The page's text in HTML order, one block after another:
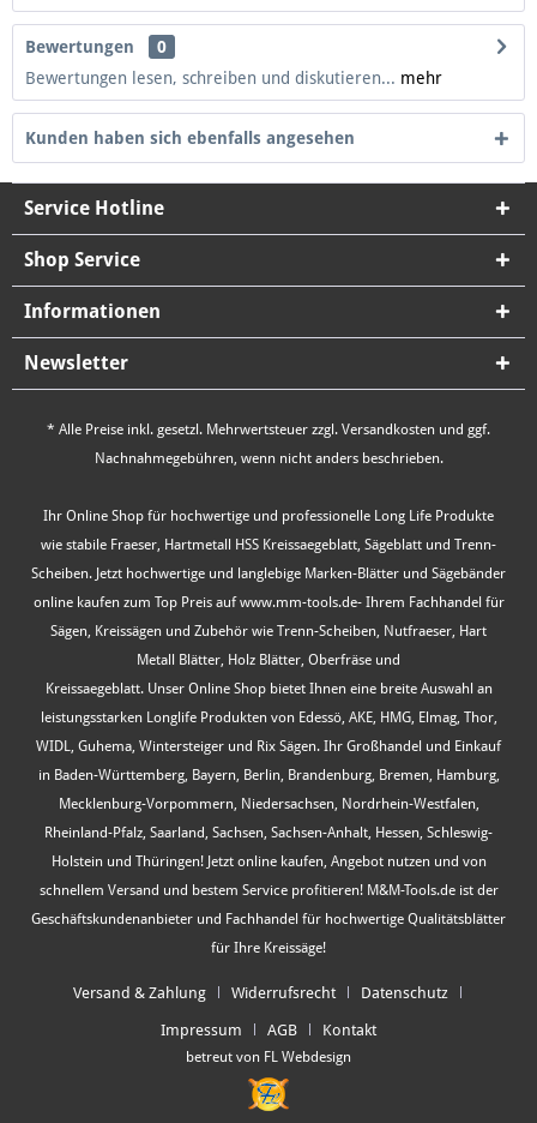
Bewertungen
0
Bewertungen lesen, schreiben und diskutieren... mehr
Kunden haben sich ebenfalls angesehen
Service Hotline
Shop Service
Informationen
Newsletter
* Alle Preise inkl. gesetzl. Mehrwertsteuer zzgl. Versandkosten und ggf.
Nachnahmegebühren, wenn nicht anders beschrieben.
Ihr Online Shop für hochwertige und professionelle Long Life Produkte
wie stabile Fraeser, Hartmetall HSS Kreissaegeblatt, Sägeblatt und Trenn-
Scheiben. Jetzt hochwertige und langlebige Marken-Blätter und Sägebänder
online kaufen zum Top Preis auf www.mm-tools.de- Ihrem Fachhandel für
Sägen, Kreissägen und Zubehör wie Trenn-Scheiben, Nutfraeser, Hart
Metall Blätter, Holz Blätter, Oberfräse und
Kreissaegeblatt. Unser Online Shop bietet Ihnen eine breite Auswahl an
leistungsstarken Longlife Produkten von Edessö, AKE, HMG, Elmag, Thor,
WIDL, Guhema, Wintersteiger und Rix Sägen. Ihr Großhandel und Einkauf
in Baden-Württemberg, Bayern, Berlin, Brandenburg, Bremen, Hamburg,
Mecklenburg-Vorpommern, Niedersachsen, Nordrhein-Westfalen,
Rheinland-Pfalz, Saarland, Sachsen, Sachsen-Anhalt, Hessen, Schleswig-
Holstein und Thüringen! Jetzt online kaufen, Angebot nutzen und von
schnellem Versand und bestem Service profitieren! M&M-Tools.de ist der
Geschäftskundenanbieter und Fachhandel für hochwertige Qualitätsblätter
für Ihre Kreissäge!
Versand & Zahlung Widerrufsrecht Datenschutz
Impressum AGB Kontakt
betreut von FL Webdesign